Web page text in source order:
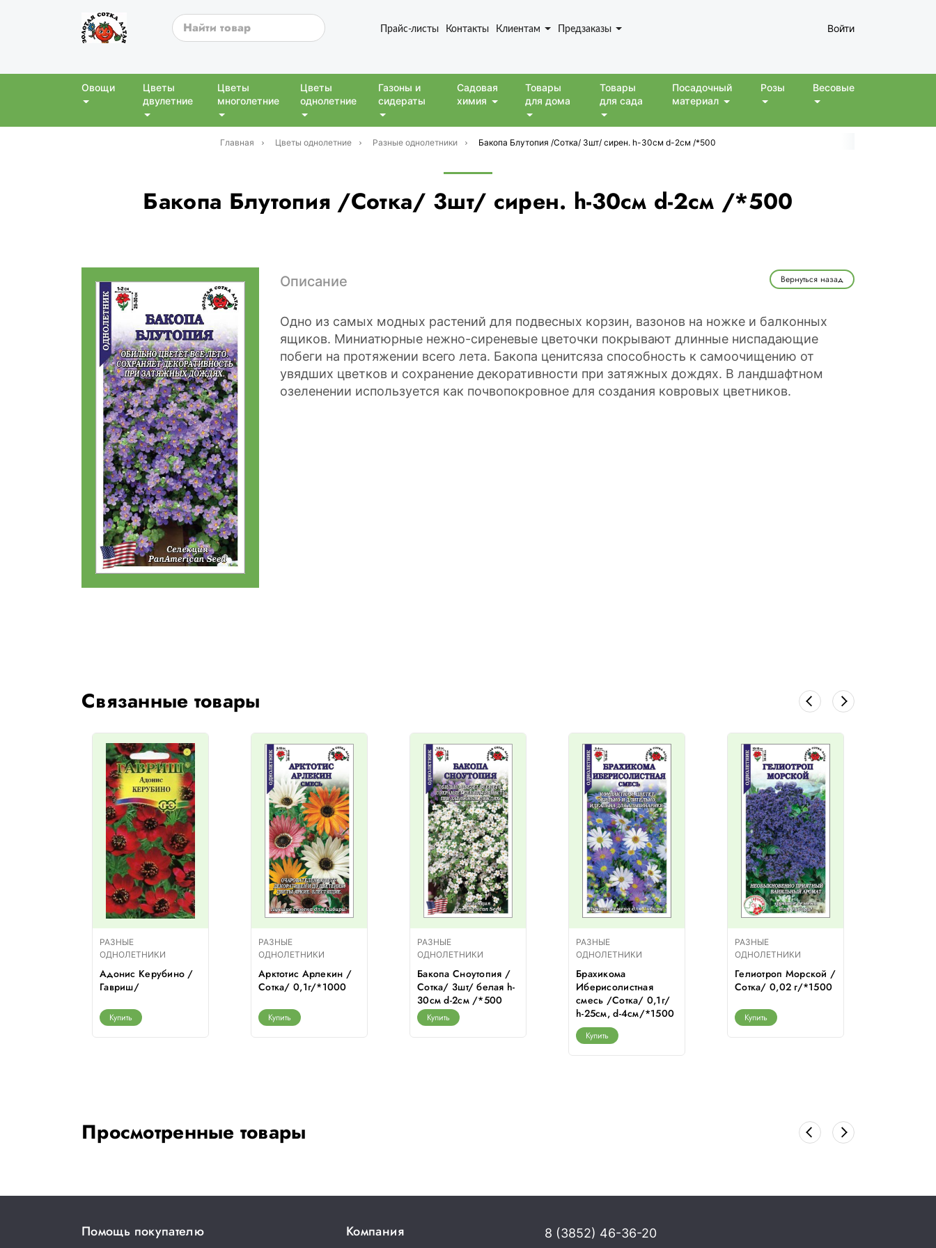
Прайс-листы Контакты Клиентам Предзаказы Войти
Овощи
Цветы
двулетние
Цветы
многолетние
Цветы
однолетние
Газоны и
сидераты
Садовая
химия
Товары
для дома
Товары
для сада
Посадочный
материал
Розы Весовые
Главная Цветы однолетние Разные однолетники Бакопа Блутопия /Сотка/ 3шт/ сирен. h-30см d-2см /*500
Бакопа Блутопия /Сотка/ 3шт/ сирен. h-30см d-2см /*500
Вернуться назад
Описание
Одно из самых модных растений для подвесных корзин, вазонов на ножке и балконных
ящиков. Миниатюрные нежно-сиреневые цветочки покрывают длинные ниспадающие
побеги на протяжении всего лета. Бакопа ценитсяза способность к самоочищению от
увядших цветков и сохранение декоративности при затяжных дождях. В ландшафтном
озеленении используется как почвопокровное для создания ковровых цветников.
Связанные товары
РАЗНЫЕ
ОДНОЛЕТНИКИ
Адонис Керубино /
Гавриш/
Купить
РАЗНЫЕ
ОДНОЛЕТНИКИ
Арктотис Арлекин /
Сотка/ 0,1г/*1000
Купить
РАЗНЫЕ
ОДНОЛЕТНИКИ
Бакопа Сноутопия /
Сотка/ 3шт/ белая h-
30см d-2см /*500
Купить
РАЗНЫЕ
ОДНОЛЕТНИКИ
Брахикома
Иберисолистная
смесь /Сотка/ 0,1г/
h-25см, d-4см/*1500
Купить
РАЗНЫЕ
ОДНОЛЕТНИКИ
Гелиотроп Морской /
Сотка/ 0,02 г/*1500
Купить
Просмотренные товары
Помощь покупателю Компания 8 (3852) 46-36-20